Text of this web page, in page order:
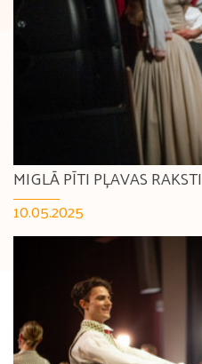
MIGLĀ PĪTI PĻAVAS RAKSTI
10.05.2025